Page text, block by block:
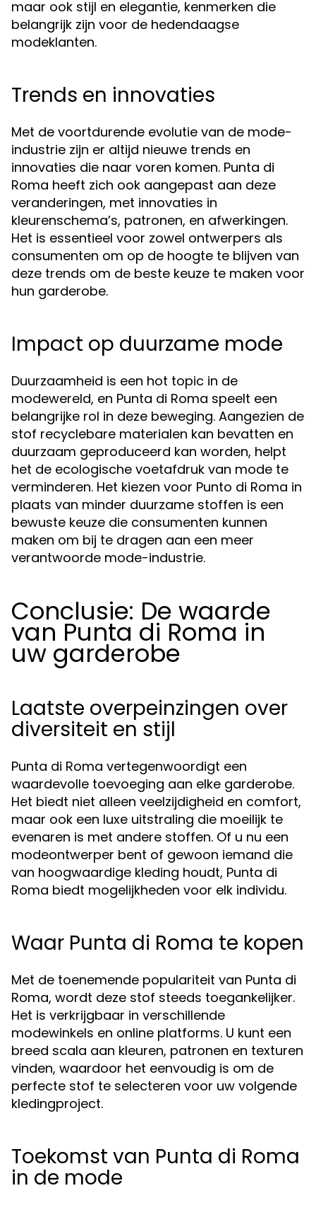
maar ook stijl en elegantie, kenmerken die
belangrijk zijn voor de hedendaagse
modeklanten.
Trends en innovaties
Met de voortdurende evolutie van de mode-
industrie zijn er altijd nieuwe trends en
innovaties die naar voren komen. Punta di
Roma heeft zich ook aangepast aan deze
veranderingen, met innovaties in
kleurenschema’s, patronen, en afwerkingen.
Het is essentieel voor zowel ontwerpers als
consumenten om op de hoogte te blijven van
deze trends om de beste keuze te maken voor
hun garderobe.
Impact op duurzame mode
Duurzaamheid is een hot topic in de
modewereld, en Punta di Roma speelt een
belangrijke rol in deze beweging. Aangezien de
stof recyclebare materialen kan bevatten en
duurzaam geproduceerd kan worden, helpt
het de ecologische voetafdruk van mode te
verminderen. Het kiezen voor Punto di Roma in
plaats van minder duurzame stoffen is een
bewuste keuze die consumenten kunnen
maken om bij te dragen aan een meer
verantwoorde mode-industrie.
Conclusie: De waarde
van Punta di Roma in
uw garderobe
Laatste overpeinzingen over
diversiteit en stijl
Punta di Roma vertegenwoordigt een
waardevolle toevoeging aan elke garderobe.
Het biedt niet alleen veelzijdigheid en comfort,
maar ook een luxe uitstraling die moeilijk te
evenaren is met andere stoffen. Of u nu een
modeontwerper bent of gewoon iemand die
van hoogwaardige kleding houdt, Punta di
Roma biedt mogelijkheden voor elk individu.
Waar Punta di Roma te kopen
Met de toenemende populariteit van Punta di
Roma, wordt deze stof steeds toegankelijker.
Het is verkrijgbaar in verschillende
modewinkels en online platforms. U kunt een
breed scala aan kleuren, patronen en texturen
vinden, waardoor het eenvoudig is om de
perfecte stof te selecteren voor uw volgende
kledingproject.
Toekomst van Punta di Roma
in de mode